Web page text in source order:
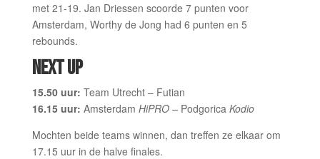
met 21-19. Jan Driessen scoorde 7 punten voor
Amsterdam, Worthy de Jong had 6 punten en 5
rebounds.
NEXT UP
15.50 uur: Team Utrecht – Futian
16.15 uur: Amsterdam HiPRO –Podgorica Kodio
Mochten beide teams winnen, dan treffen ze elkaar om
17.15 uur in de halve finales.